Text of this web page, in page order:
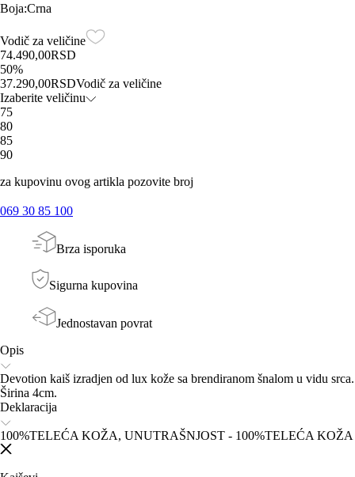
Boja:Crna
Vodič za veličine
74.490,00RSD
50%
37.290,00RSDVodič za veličine
Izaberite veličinu
75
80
85
90
za kupovinu ovog artikla pozovite broj
069 30 85 100
Brza isporuka
Sigurna kupovina
Jednostavan povrat
Opis
Devotion kaiš izradjen od lux kože sa brendiranom šnalom u vidu srca.
Širina 4cm.
Deklaracija
100%TELEĆA KOŽA, UNUTRAŠNJOST - 100%TELEĆA KOŽA